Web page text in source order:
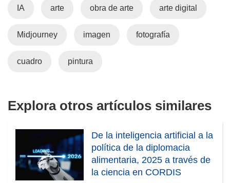
n
n
a
e
n
t
a
IA arte obra de arte arte digital
Midjourney imagen fotografía
cuadro pintura
Explora otros artículos similares
De la inteligencia artificial a la
política de la diplomacia
alimentaria, 2025 a través de
la ciencia en CORDIS